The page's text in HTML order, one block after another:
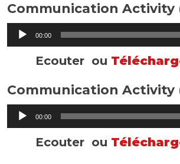
Communication Activity
Lecteur
audio
00:00
Ecouter ou
Communication Activity
Lecteur
audio
00:00
Ecouter ou